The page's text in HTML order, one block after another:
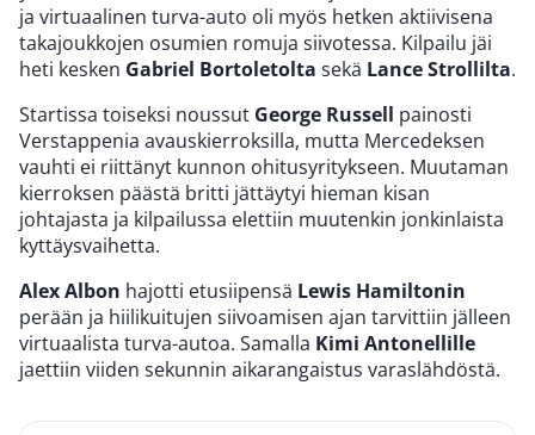
ja virtuaalinen turva-auto oli myös hetken aktiivisena
takajoukkojen osumien romuja siivotessa. Kilpailu jäi
heti kesken Gabriel Bortoletolta sekä Lance Strollilta.
Startissa toiseksi noussut George Russell painosti
Verstappenia avauskierroksilla, mutta Mercedeksen
vauhti ei riittänyt kunnon ohitusyritykseen. Muutaman
kierroksen päästä britti jättäytyi hieman kisan
johtajasta ja kilpailussa elettiin muutenkin jonkinlaista
kyttäysvaihetta.
Alex Albon hajotti etusiipensä Lewis Hamiltonin
perään ja hiilikuitujen siivoamisen ajan tarvittiin jälleen
virtuaalista turva-autoa. Samalla Kimi Antonellille
jaettiin viiden sekunnin aikarangaistus varaslähdöstä.